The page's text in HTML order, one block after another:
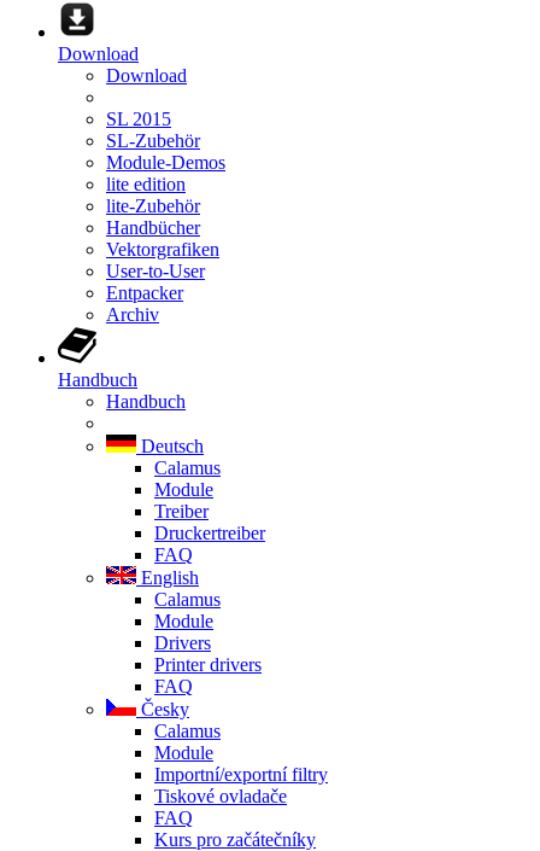
Download
Download
SL 2015
SL-Zubehör
Module-Demos
lite edition
lite-Zubehör
Handbücher
Vektorgrafiken
User-to-User
Entpacker
Archiv
Handbuch
Handbuch
Deutsch
Calamus
Module
Treiber
Druckertreiber
FAQ
English
Calamus
Module
Drivers
Printer drivers
FAQ
Česky
Calamus
Module
Importní/exportní filtry
Tiskové ovladače
FAQ
Kurs pro začátečníky